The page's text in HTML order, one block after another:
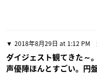
2018年8月29日 at 1:12 PM
ダイジェスト観てきた～
声優陣ほんとすごい。円